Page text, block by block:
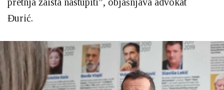
Đurić.